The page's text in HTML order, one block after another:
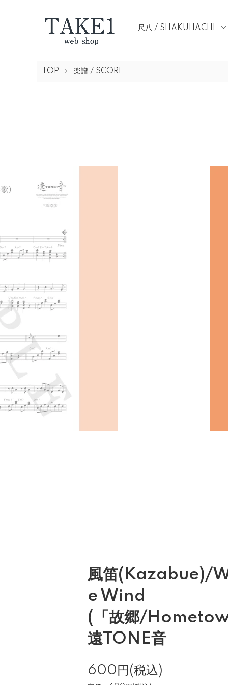
尺八 / SHAKUHACHI
TOP 楽譜 / SCORE
風笛(Kazabue)/
e Wind
(「故郷/
遠TONE音
600円(税込)